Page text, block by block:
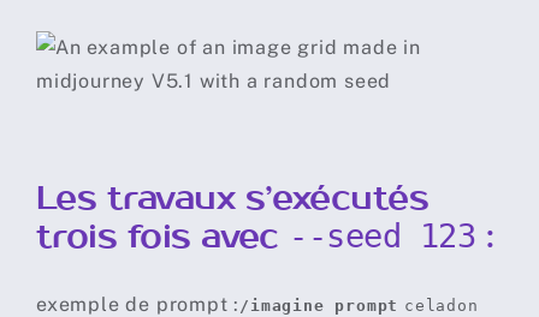
Les travaux s’exécutés
trois fois avec --seed 123 :
exemple de prompt : /imagine prompt celadon